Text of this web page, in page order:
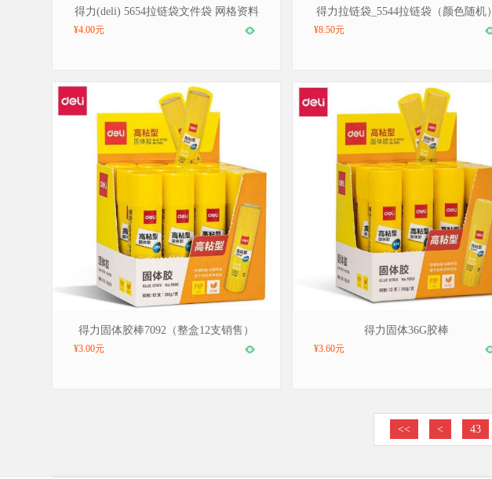
品牌：得力/deli，型号：5654
得力(deli) 5654拉链袋文件袋 网格资料
袋 颜色随机 A4 网格拉链袋
¥4.00元
品牌：得力/deli，型号：5544
得力拉链袋_5544拉链袋（颜色随机）
¥8.50元
品牌：得力/deli，型号：7092
得力固体胶棒7092（整盒12支销售）
¥3.00元
品牌：得力/deli，型号：7093
得力固体36G胶棒
¥3.60元
<< < 43